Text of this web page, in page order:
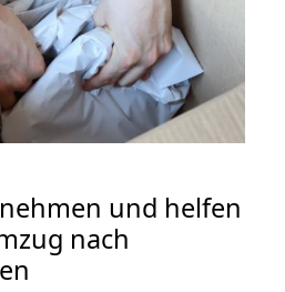
und helfen
nach